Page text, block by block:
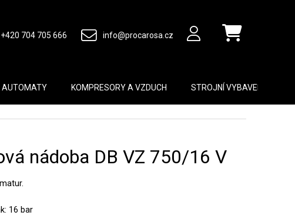
+420 704 705 666 info@procarosa.cz Nákupní košík
AUTOMATY KOMPRESORY A VZDUCH STROJNÍ VYBAVENÍ
nádoba DB VZ 750/16 V
16 bar